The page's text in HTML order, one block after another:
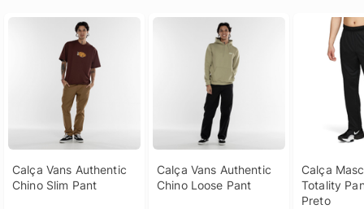
Calça Vans Authentic
Chino Slim Pant
Calça Vans Authentic
Chino Loose Pant
Calça
Totality
Preto